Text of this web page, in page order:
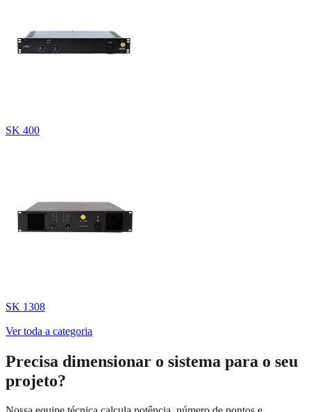
SK 400
SK 1308
Ver toda a categoria
Precisa dimensionar o sistema para o seu
projeto?